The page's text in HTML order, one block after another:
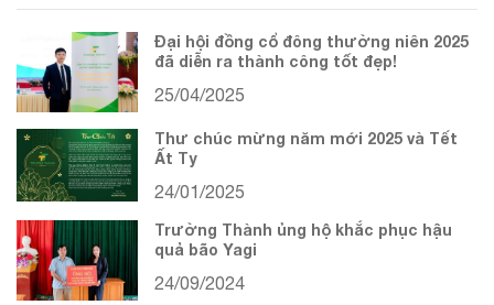
Đại hội đồng cổ đông thường niên 2025
đã diễn ra thành công tốt đẹp!
25/04/2025
Thư chúc mừng năm mới 2025 và Tết
Ất Tỵ
24/01/2025
Trường Thành ủng hộ khắc phục hậu
quả bão Yagi
24/09/2024